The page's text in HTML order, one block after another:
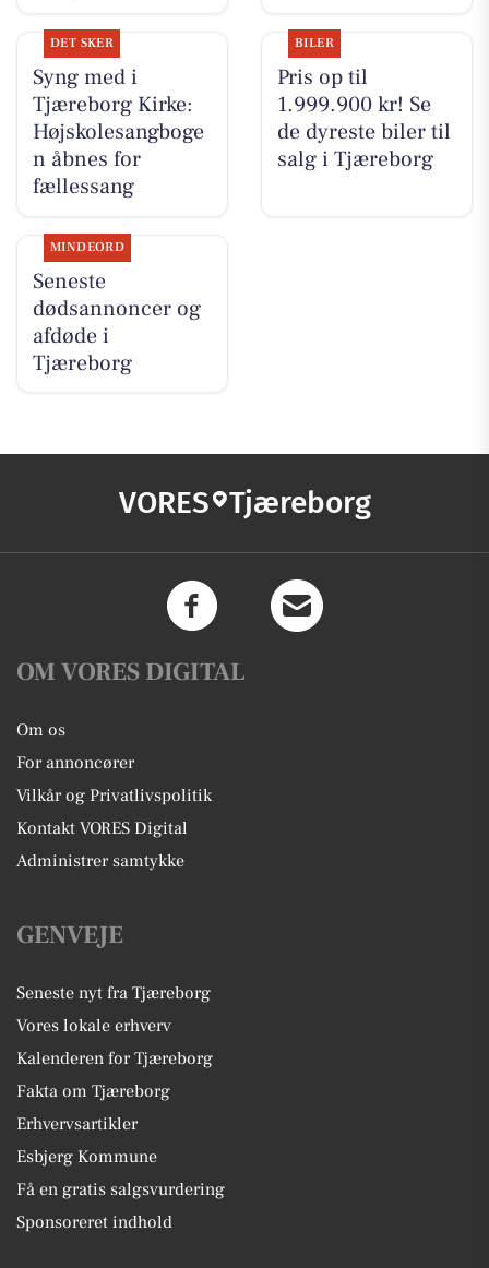
DET SKER
Syng med i
Tjæreborg Kirke:
Højskolesangboge
n åbnes for
fællessang
BILER
Pris op til
1.999.900 kr! Se
de dyreste biler til
salg i Tjæreborg
MINDEORD
Seneste
dødsannoncer og
afdøde i
Tjæreborg
VORES Tjæreborg
OM VORES DIGITAL
Om os
For annoncører
Vilkår og Privatlivspolitik
Kontakt VORES Digital
Administrer samtykke
GENVEJE
Seneste nyt fra Tjæreborg
Vores lokale erhverv
Kalenderen for Tjæreborg
Fakta om Tjæreborg
Erhvervsartikler
Esbjerg Kommune
Få en gratis salgsvurdering
Sponsoreret indhold